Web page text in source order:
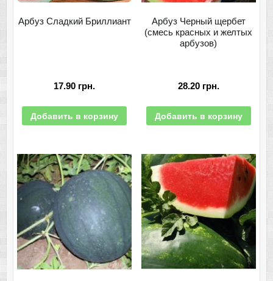
Арбуз Сладкий Бриллиант
17.90 грн.
Добавить в корзину
Арбуз Черный щербет
(смесь красных и желтых
арбузов)
28.20 грн.
Добавить в корзину